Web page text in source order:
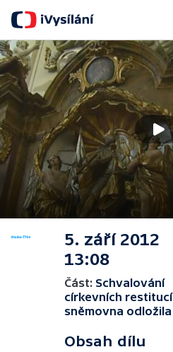
5. září 2012
13:08
Část: Schvalování
církevních restitucí
sněmovna odložila
Obsah dílu